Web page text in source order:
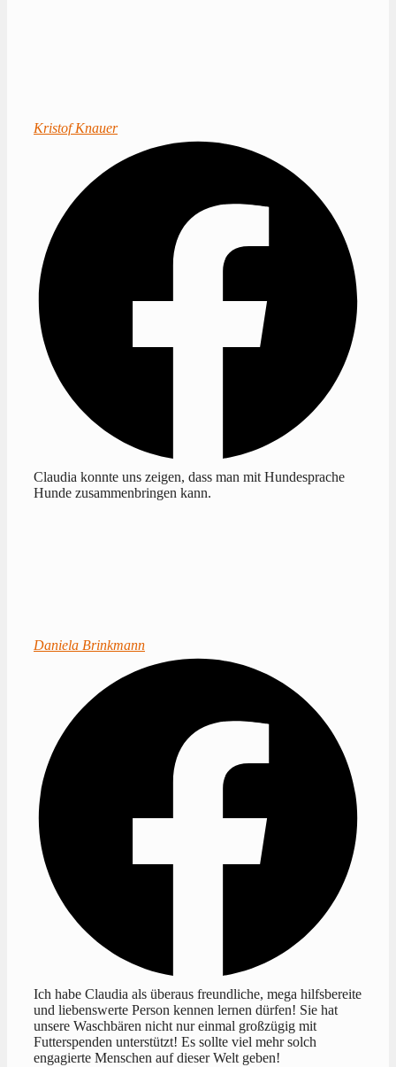
Kristof Knauer
Claudia konnte uns zeigen, dass man mit Hundesprache
Hunde zusammenbringen kann.
Daniela Brinkmann
Ich habe Claudia als überaus freundliche, mega hilfsbereite
und liebenswerte Person kennen lernen dürfen! Sie hat
unsere Waschbären nicht nur einmal großzügig mit
Futterspenden unterstützt! Es sollte viel mehr solch
engagierte Menschen auf dieser Welt geben!